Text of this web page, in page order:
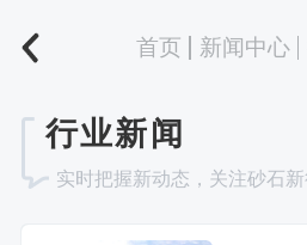
首页 新闻中心
行业新闻
实时把握新动态，关注砂石